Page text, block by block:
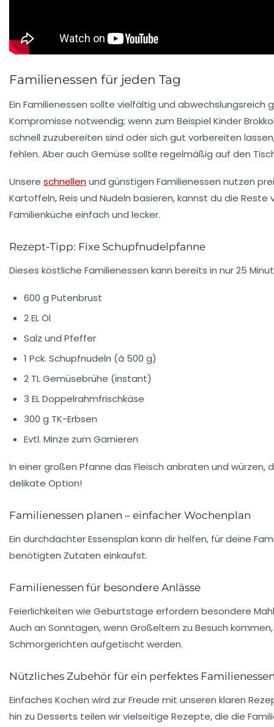
Familienessen für jeden Tag
Ein Familienessen sollte vielfältig und abwechslungsreich
Kompromisse notwendig; wenn zum Beispiel Kinder
schnell zuzubereiten sind oder sich gut vorbereiten
fehlen. Aber auch Gemüse sollte regelmäßig auf den
Unsere schnellenund günstigen Familienessen nutzen
Kartoffeln, Reis und Nudeln basieren, kannst du die
Familienküche einfach und lecker.
Rezept-Tipp: Fixe Schupfnudelpfanne
Dieses köstliche Familienessen kann bereits in nur 25
600 g Putenbrust
2 EL Öl
Salz und Pfeffer
1 Pck. Schupfnudeln (à 500 g)
2 TL Gemüsebrühe (instant)
3 EL Doppelrahmfrischkäse
300 g TK-Erbsen
Evtl. Minze zum Garnieren
In einer großen Pfanne das Fleisch anbraten und würzen,
delikate Option!
Familienessen planen – einfacher Wochenplan
Ein durchdachterEssensplan kann dir helfen, für deine
benötigten Zutaten einkaufst.
Familienessen für besondere Anlässe
Feierlichkeiten wie Geburtstage erfordern besondere
Auch an Sonntagen, wenn Großeltern zu Besuch
Schmorgerichten aufgetischt werden.
Nützliches Zubehör für ein perfektes
Einfaches Kochen wird zur Freude mit unseren klaren
hin zu Desserts teilen wir vielseitige Rezepte, die die